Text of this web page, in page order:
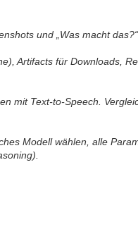
und „Was macht
Artifacts für Downloads,
mit Text-to-Speech.
Modell wählen, alle